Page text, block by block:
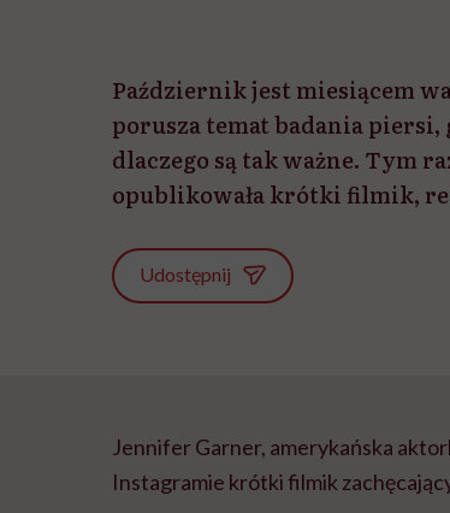
Październik jest miesiącem
porusza temat badania piersi,
dlaczego są tak ważne. Tym
opublikowała krótki filmik,
Udostępnij
Jennifer Garner, amerykańska
Instagramie krótki filmik